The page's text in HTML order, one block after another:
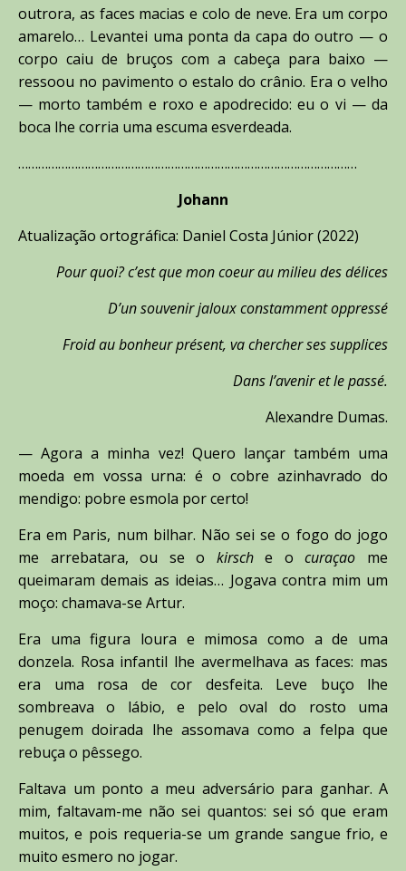
outrora, as faces macias e colo de neve. Era um corpo
amarelo… Levantei uma ponta da capa do outro — o
corpo caiu de bruços com a cabeça para baixo —
ressoou no pavimento o estalo do crânio. Era o velho
— morto também e roxo e apodrecido: eu o vi — da
boca lhe corria uma escuma esverdeada.
…………………………………………………………………………………………
Johann
Atualização ortográfica: Daniel Costa Júnior (2022)
Pour quoi? c’est que mon coeur au milieu des délices
D’un souvenir jaloux constamment oppressé
Froid au bonheur présent, va chercher ses supplices
Dans l’avenir et le passé.
Alexandre Dumas.
— Agora a minha vez! Quero lançar também uma
moeda em vossa urna: é o cobre azinhavrado do
mendigo: pobre esmola por certo!
Era em Paris, num bilhar. Não sei se o fogo do jogo
me arrebatara, ou se o kirsche ocuraçao me
queimaram demais as ideias… Jogava contra mim um
moço: chamava-se Artur.
Era uma figura loura e mimosa como a de uma
donzela. Rosa infantil lhe avermelhava as faces: mas
era uma rosa de cor desfeita. Leve buço lhe
sombreava o lábio, e pelo oval do rosto uma
penugem doirada lhe assomava como a felpa que
rebuça o pêssego.
Faltava um ponto a meu adversário para ganhar. A
mim, faltavam-me não sei quantos: sei só que eram
muitos, e pois requeria-se um grande sangue frio, e
muito esmero no jogar.